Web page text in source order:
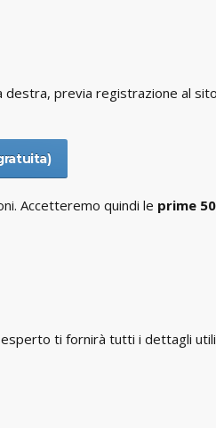
previa registrazione al
Accetteremo quindi le prime
esperto ti fornirà tutti i dettagli